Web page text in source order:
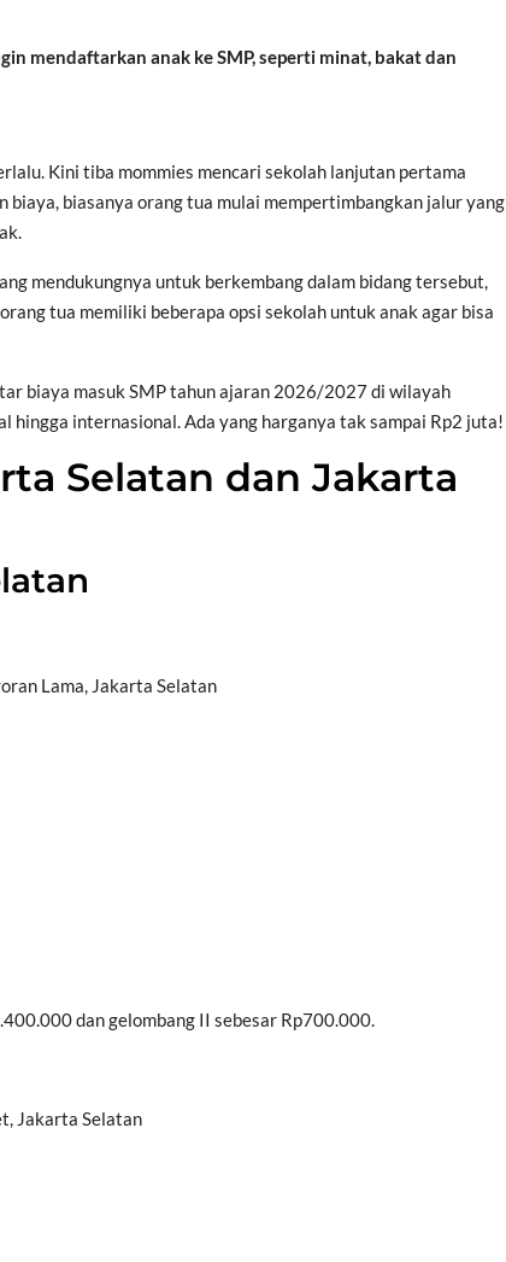
mendaftarkan anak ke SMP, seperti minat, bakat dan
Kini tiba mommies mencari sekolah lanjutan pertama
biaya, biasanya orang tua mulai mempertimbangkan jalur yang
mendukungnya untuk berkembang dalam bidang tersebut,
tua memiliki beberapa opsi sekolah untuk anak agar bisa
biaya masuk SMP tahun ajaran 2026/2027 di wilayah
hingga internasional. Ada yang harganya tak sampai Rp2 juta!
Selatan dan Jakarta
Lama, Jakarta Selatan
dan gelombang II sebesar Rp700.000.
Jakarta Selatan